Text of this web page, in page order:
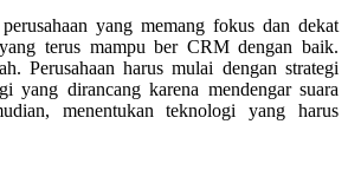
yang memang fokus dan dekat
terus mampu ber CRM dengan baik.
Perusahaan harus mulai dengan strategi
yang dirancang karena mendengar suara
menentukan teknologi yang harus